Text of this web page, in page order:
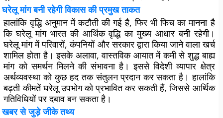
घरेलू मांग बनी रहेगी विकास की प्रमुख ताकत
हालांकि वृद्धि अनुमान में कटौती की गई है, फिर भी फिच का मानना है
कि घरेलू मांग भारत की आर्थिक वृद्धि का मुख्य आधार बनी रहेगी।
घरेलू मांग में परिवारों, कंपनियों और सरकार द्वारा किया जाने वाला खर्च
शामिल होता है। इसके अलावा, वास्तविक आयात में कमी से शुद्ध बाह्य
मांग को समर्थन मिलने की संभावना है। इससे विदेशी व्यापार क्षेत्र
अर्थव्यवस्था को कुछ हद तक संतुलन प्रदान कर सकता है। हालांकि
बढ़ती कीमतें घरेलू उपभोग को प्रभावित कर सकती हैं, जिससे आर्थिक
गतिविधियों पर दबाव बन सकता है।
खबर से जुड़े जीके तथ्य